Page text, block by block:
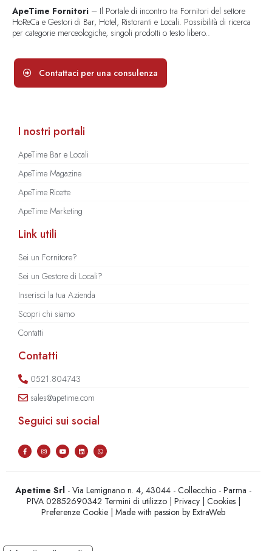
ApeTime Fornitori – Il Portale di incontro tra Fornitori del settore
HoReCa e Gestori di Bar, Hotel, Ristoranti e Locali. Possibilità di ricerca
per categorie merceologiche, singoli prodotti o testo libero..
Contattaci per una consulenza
I nostri portali
ApeTime Bar e Locali
ApeTime Magazine
ApeTime Ricette
ApeTime Marketing
Link utili
Sei un Fornitore?
Sei un Gestore di Locali?
Inserisci la tua Azienda
Scopri chi siamo
Contatti
Contatti
0521.804743
sales@apetime.com
Seguici sui social
Apetime Srl - Via Lemignano n. 4, 43044 - Collecchio - Parma -
PIVA 02852690342 Termini di utilizzo| Privacy| Cookies|
Preferenze Cookie | Made with passion byExtraWeb